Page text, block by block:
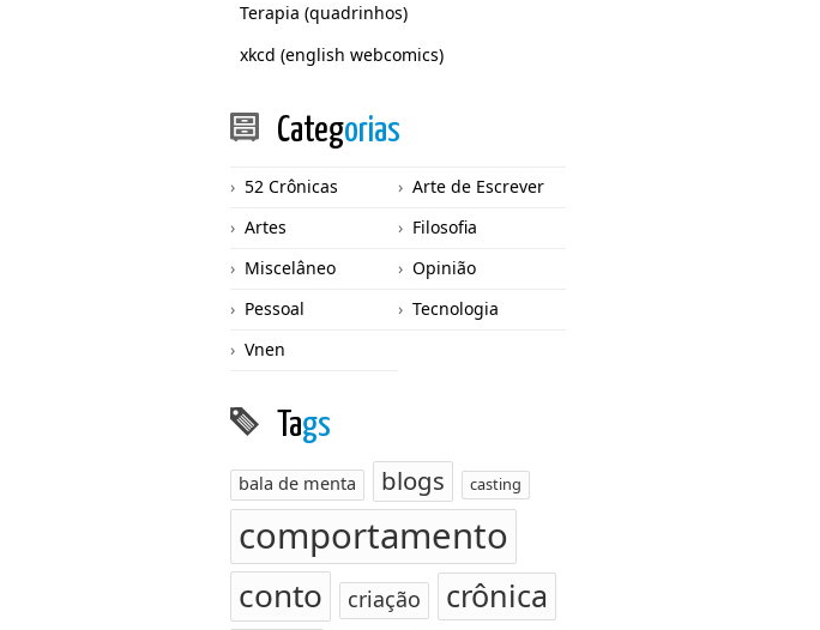
Terapia (quadrinhos)
xkcd (english webcomics)
Categorias
52 Crônicas
Arte de Escrever
Artes
Filosofia
Miscelâneo
Opinião
Pessoal
Tecnologia
Vnen
Tags
bala de menta blogs casting
comportamento
conto criação crônica